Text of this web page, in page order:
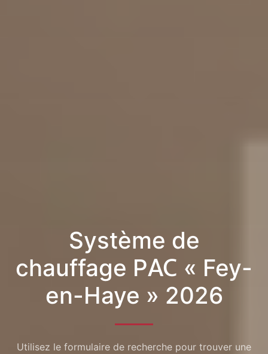
Système de
chauffage PAC « Fey-
en-Haye » 2026
Utilisez le formulaire de recherche pour trouver une